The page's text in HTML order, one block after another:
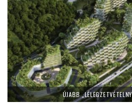
ÚJABB